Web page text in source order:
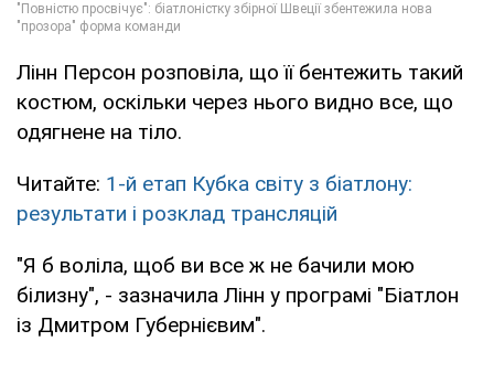
Лінн Персон розповіла, що її бентежить такий
костюм, оскільки через нього видно все, що
одягнене на тіло.
Читайте: 1-й етап Кубка світу з біатлону:
результати і розклад трансляцій
"Я б воліла, щоб ви все ж не бачили мою
білизну", - зазначила Лінн у програмі "Біатлон
із Дмитром Губернієвим".